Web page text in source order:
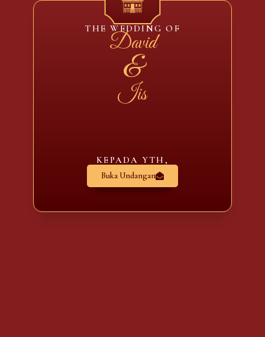
THE WEDDING OF
David
&
Iis
KEPADA YTH,
Buka Undangan